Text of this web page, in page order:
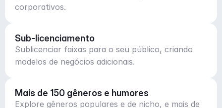
corporativos.
Sub-licenciamento
Sublicenciar faixas para o seu público, criando
modelos de negócios adicionais.
Mais de 150 gêneros e humores
Explore gêneros populares e de nicho, e mais de